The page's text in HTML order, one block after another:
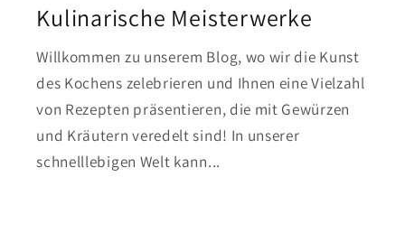
Kulinarische Meisterwerke
Willkommen zu unserem Blog, wo wir die Kunst
des Kochens zelebrieren und Ihnen eine Vielzahl
von Rezepten präsentieren, die mit Gewürzen
und Kräutern veredelt sind! In unserer
schnelllebigen Welt kann...